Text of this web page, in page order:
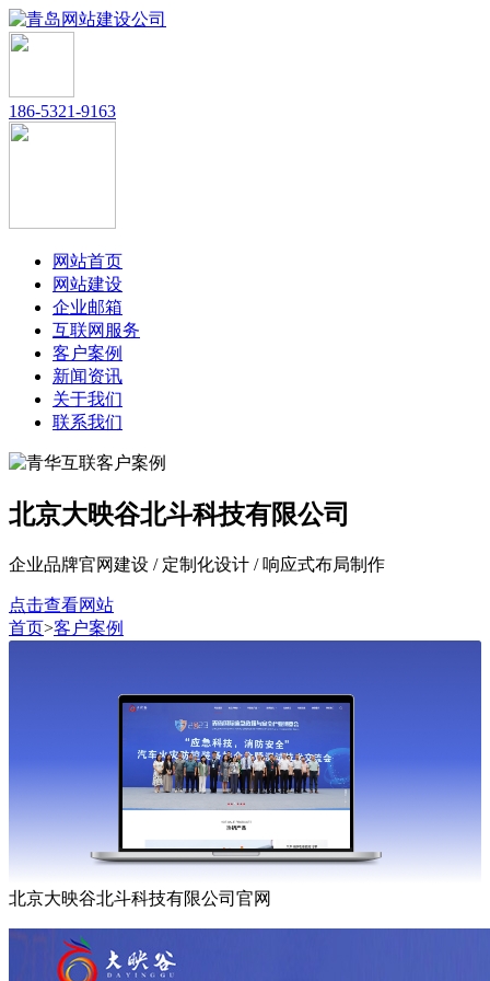
186-5321-9163
网站首页
网站建设
企业邮箱
互联网服务
客户案例
新闻资讯
关于我们
联系我们
北京大映谷北斗科技有限公司
企业品牌官网建设 / 定制化设计 / 响应式布局制作
点击查看网站
首页>客户案例
北京大映谷北斗科技有限公司官网